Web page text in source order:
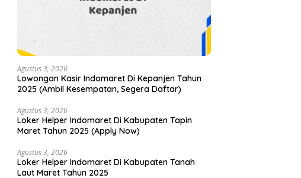
Agustus 3, 2026
Lowongan Kasir Indomaret Di Kepanjen Tahun
2025 (Ambil Kesempatan, Segera Daftar)
Agustus 3, 2026
Loker Helper Indomaret Di Kabupaten Tapin
Maret Tahun 2025 (Apply Now)
Agustus 3, 2026
Loker Helper Indomaret Di Kabupaten Tanah
Laut Maret Tahun 2025